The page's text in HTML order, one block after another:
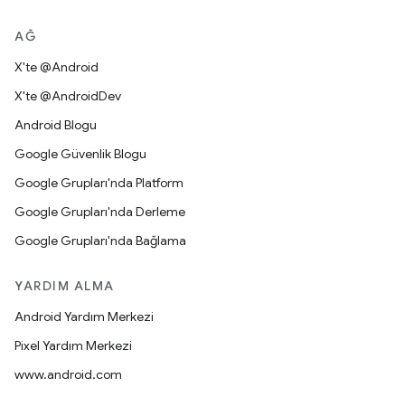
AĞ
X'te @Android
X'te @AndroidDev
Android Blogu
Google Güvenlik Blogu
Google Grupları'nda Platform
Google Grupları'nda Derleme
Google Grupları'nda Bağlama
YARDIM ALMA
Android Yardım Merkezi
Pixel Yardım Merkezi
www.android.com